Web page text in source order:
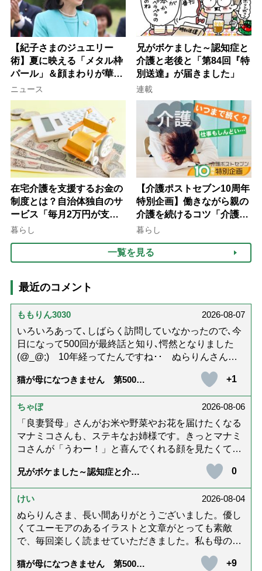
【紀子さまのジュエリー
術】夏に映える「メタル枠
パール」＆顔まわりが華や
ぐ「揺れる一粒」の使い分
け方
ニュース
兄がボケました～認知症と
介護と老後と「第84回『特
別送達』が届きました」
連載
在宅介護を支援するお金の
制度とは？自治体独自のサ
ービス「毎月2万円が支給
される」ケースも【FP解
暮らし
【介護ポストセブン10周年
特別企画】働きながら親の
介護を続けるコツ「介護は
10年以上続くことも…3つ
みよう」【社会福祉士解
説】
暮らし
一覧を見る
最近のコメント
ももりん3030
2026-08-07
いろいろあって､しばらく訪問していなかったので､今
日になって500回が最終話と知り､愕然となりました
(@_@;) 10年経ってたんですね･･ ぬらりんさんの
ホッコリするイラストと文章が大好きでした❢❢ 介
護では身内に理解してもらえないもどかしさを感じた
り､いろいろありましたが､ぬらりんさんの文章を読ん
で心救われたことが多々ありました。不定期での近況
報告を心待ちにしています。さびちゃん・隊長と､健
やかにお過ごしくださいね。ご多幸をお祈りしていま
す☆*゜
猫が母になつきません 第500話
+1
ちゃぼ
2026-08-06
「良妻賢母」さんがお米や野菜やお花を届けたくなる
マナミコさんも、ステキなお姉様です。きっとマナミ
コさんが「うわー！」と喜んでくれる顔を見たくて、
あれこれ詰めて持って来てくださってるのだと思いま
す。 お二人とも良いお友達ですね。
兄がボケました～認知症と介護
が届きました」
0
けい
2026-08-04
ぬらりんさま、長い間ありがとうございました。優し
くてユーモアのあるイラストと文章がとっても素敵
で、毎回楽しく読ませていただきました。私も母の介
護中で、癒されたり励みになりました。これから連載
がないのが寂しくてたまりませんが、いろんなエピソ
猫が母になつきません 第500話
+9